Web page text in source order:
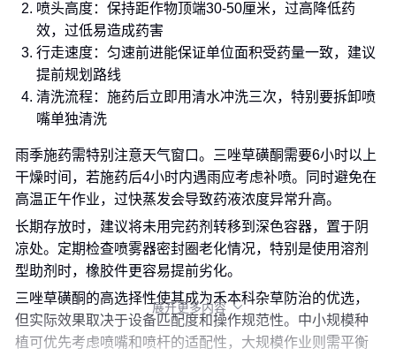
喷头高度：保持距作物顶端30-50厘米，过高降低药
效，过低易造成药害
行走速度：匀速前进能保证单位面积受药量一致，建议
提前规划路线
清洗流程：施药后立即用清水冲洗三次，特别要拆卸喷
嘴单独清洗
雨季施药需特别注意天气窗口。三唑草磺酮需要6小时以上
干燥时间，若施药后4小时内遇雨应考虑补喷。同时避免在
高温正午作业，过快蒸发会导致药液浓度异常升高。
长期存放时，建议将未用完药剂转移到深色容器，置于阴
凉处。定期检查喷雾器密封圈老化情况，特别是使用溶剂
型助剂时，橡胶件更容易提前劣化。
三唑草磺酮的高选择性使其成为禾本科杂草防治的优选，
但实际效果取决于设备匹配度和操作规范性。中小规模种
植可优先考虑喷嘴和喷杆的适配性，大规模作业则需平衡
展开更多内容 